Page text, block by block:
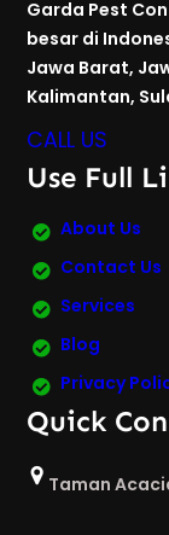
Garda Pest
besar di
Jawa Barat,
Kalimantan,
CALL US
Use Full
About Us
Contact Us
Services
Blog
Privacy
Quick
Taman